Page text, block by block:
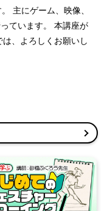
主にゲーム、映像、
ています。 本講座が
、よろしくお願いし